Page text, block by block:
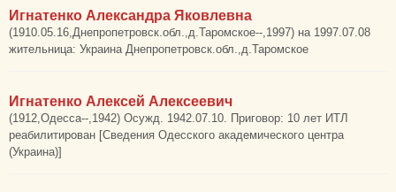
Игнатенко Александра Яковлевна
(1910.05.16,Днепропетровск.обл.,д.Таромское--,1997) на 1997.07.08
жительница: Украина Днепропетровск.обл.,д.Таромское
Игнатенко Алексей Алексеевич
(1912,Одесса--,1942) Осужд. 1942.07.10. Приговор: 10 лет ИТЛ
реабилитирован [Сведения Одесского академического центра
(Украина)]